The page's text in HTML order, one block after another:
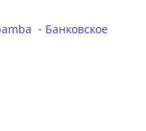
- Банковское